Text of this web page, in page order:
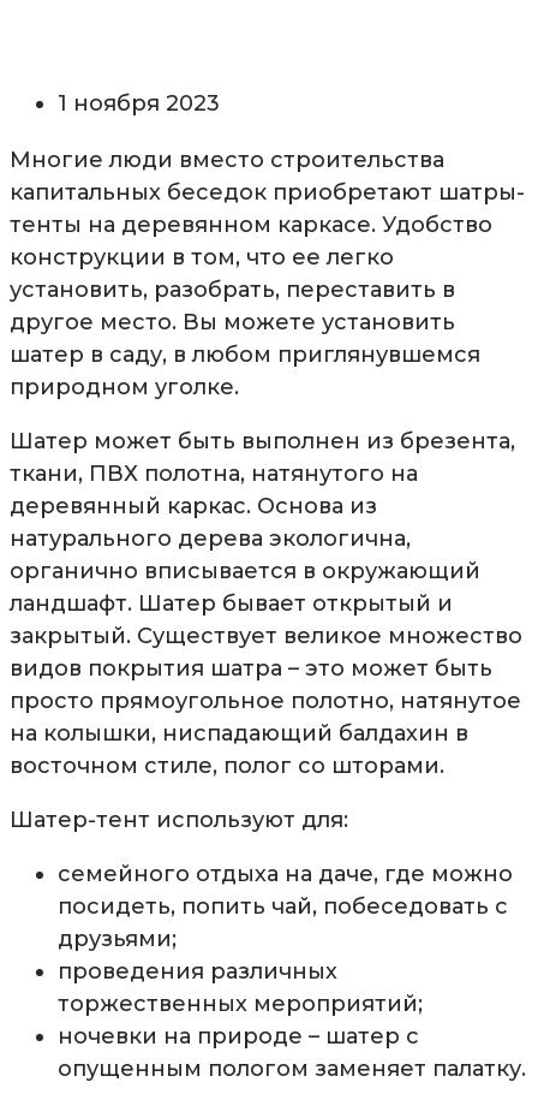
1 ноября 2023
Многие люди вместо строительства
капитальных беседок приобретают шатры-
тенты на деревянном каркасе. Удобство
конструкции в том, что ее легко
установить, разобрать, переставить в
другое место. Вы можете установить
шатер в саду, в любом приглянувшемся
природном уголке.
Шатер может быть выполнен из брезента,
ткани, ПВХ полотна, натянутого на
деревянный каркас. Основа из
натурального дерева экологична,
органично вписывается в окружающий
ландшафт. Шатер бывает открытый и
закрытый. Существует великое множество
видов покрытия шатра – это может быть
просто прямоугольное полотно, натянутое
на колышки, ниспадающий балдахин в
восточном стиле, полог со шторами.
Шатер-тент используют для:
семейного отдыха на даче, где можно
посидеть, попить чай, побеседовать с
друзьями;
проведения различных
торжественных мероприятий;
ночевки на природе – шатер с
опущенным пологом заменяет палатку.